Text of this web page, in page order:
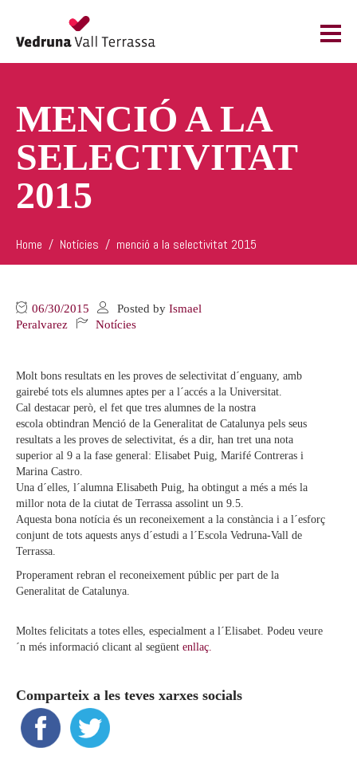
MENCIÓ A LA
SELECTIVITAT
2015
Home Notícies menció a la selectivitat 2015
06/30/2015 Posted by Ismael
Peralvarez
Notícies
Molt bons resultats en les proves de selectivitat d´enguany, amb
gairebé tots els alumnes aptes per a l´accés a la Universitat.
Cal destacar però, el fet que tres alumnes de la nostra
escola obtindran Menció de la Generalitat de Catalunya pels seus
resultats a les proves de selectivitat, és a dir, han tret una nota
superior al 9 a la fase general: Elisabet Puig, Marifé Contreras i
Marina Castro.
Una d´elles, l´alumna Elisabeth Puig, ha obtingut a més a més la
millor nota de la ciutat de Terrassa assolint un 9.5.
Aquesta bona notícia és un reconeixement a la constància i a l´esforç
conjunt de tots aquests anys d´estudi a l´Escola Vedruna-Vall de
Terrassa.
Properament rebran el reconeixement públic per part de la
Generalitat de Catalunya.
Moltes felicitats a totes elles, especialment a l´Elisabet. Podeu veure
´n més informació clicant al següent enllaç.
Comparteix a les teves xarxes socials